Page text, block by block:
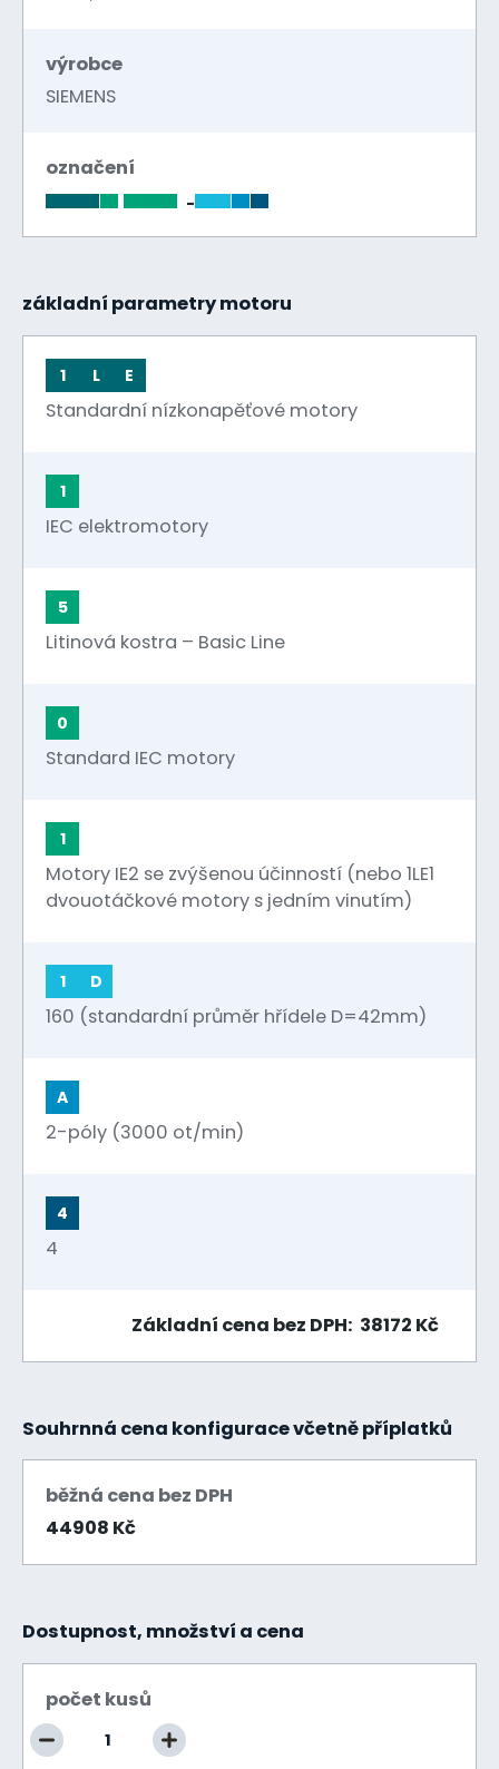
výrobce
SIEMENS
označení
-
základní parametry motoru
1 L E
Standardní nízkonapěťové motory
1
IEC elektromotory
5
Litinová kostra – Basic Line
0
Standard IEC motory
1
Motory IE2 se zvýšenou účinností (nebo 1LE1
dvouotáčkové motory s jedním vinutím)
1 D
160 (standardní průměr hřídele D=42mm)
A
2-póly (3000 ot/min)
4
4
Základní cena bez DPH: 38172 Kč
Souhrnná cena konfigurace včetně příplatků
běžná cena bez DPH
44908 Kč
Dostupnost, množství a cena
počet kusů